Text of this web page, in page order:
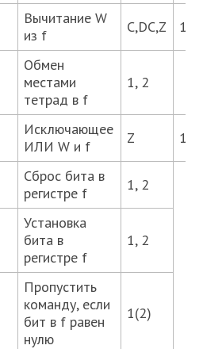
Вычитание W
из f
C,DC,Z 1, 2
Обмен
местами
тетрад в f
1, 2
Исключающее
ИЛИ W и f
Z 1, 2
Сброс бита в
регистре f
1, 2
Установка
бита в
регистре f
1, 2
Пропустить
команду, если
бит в f равен
нулю
1(2)